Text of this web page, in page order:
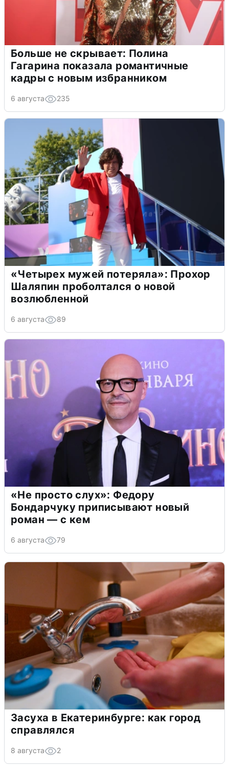
Больше не скрывает: Полина
Гагарина показала романтичные
кадры с новым избранником
6 августа 235
«Четырех мужей потеряла»: Прохор
Шаляпин проболтался о новой
возлюбленной
6 августа 89
«Не просто слух»: Федору
Бондарчуку приписывают новый
роман — с кем
6 августа 79
Засуха в Екатеринбурге: как город
справлялся
8 августа 2